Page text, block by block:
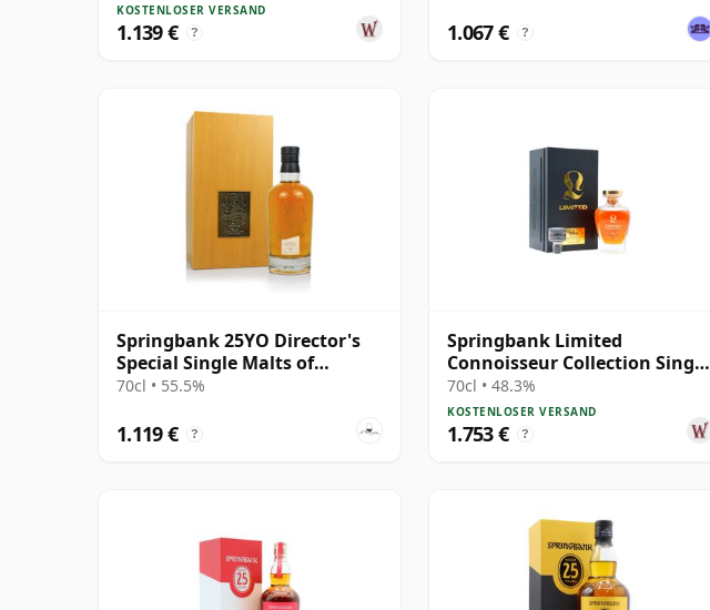
KOSTENLOSER VERSAND
1.139 € ? 1.067 € ?
Springbank 25YO Director's
Special Single Malts of
Scotland
70cl • 55.5%
1.119 € ?
Springbank Limited
Connoisseur Collection Single
Cask #230 1991 31 Jahre alt
70cl • 48.3%
KOSTENLOSER VERSAND
1.753 € ?